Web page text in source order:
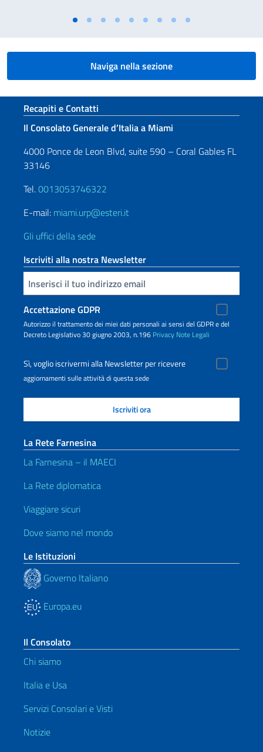
Naviga nella sezione
Sezione footer
Recapiti e Contatti
Il Consolato Generale d’Italia a Miami
4000 Ponce de Leon Blvd, suite 590 – Coral Gables FL
33146
Tel.0013053746322
E-mail: miami.urp@esteri.it
Gli uffici della sede
Iscriviti alla nostra Newsletter
Inserisci la tua email
Accettazione GDPR
Autorizzo il trattamento dei miei dati personali ai sensi del GDPR e del
Decreto Legislativo 30 giugno 2003, n.196 Privacy Note Legali
Sì, voglio iscrivermi alla Newsletter per ricevere
aggiornamenti sulle attività di questa sede
La Rete Farnesina
La Farnesina – il MAECI
La Rete diplomatica
Viaggiare sicuri
Dove siamo nel mondo
Le Istituzioni
Governo Italiano
Europa.eu
Il Consolato
Chi siamo
Italia e Usa
Servizi Consolari e Visti
Notizie